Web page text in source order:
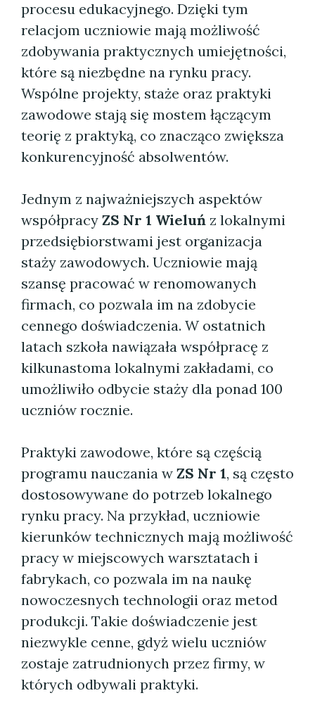
procesu edukacyjnego. Dzięki tym
relacjom uczniowie mają możliwość
zdobywania praktycznych umiejętności,
które są niezbędne na rynku pracy.
Wspólne projekty, staże oraz praktyki
zawodowe stają się mostem łączącym
teorię z praktyką, co znacząco zwiększa
konkurencyjność absolwentów.
Jednym z najważniejszych aspektów
współpracy ZS Nr 1 Wieluń z lokalnymi
przedsiębiorstwami jest organizacja
staży zawodowych. Uczniowie mają
szansę pracować w renomowanych
firmach, co pozwala im na zdobycie
cennego doświadczenia. W ostatnich
latach szkoła nawiązała współpracę z
kilkunastoma lokalnymi zakładami, co
umożliwiło odbycie staży dla ponad 100
uczniów rocznie.
Praktyki zawodowe, które są częścią
programu nauczania w ZS Nr 1, są często
dostosowywane do potrzeb lokalnego
rynku pracy. Na przykład, uczniowie
kierunków technicznych mają możliwość
pracy w miejscowych warsztatach i
fabrykach, co pozwala im na naukę
nowoczesnych technologii oraz metod
produkcji. Takie doświadczenie jest
niezwykle cenne, gdyż wielu uczniów
zostaje zatrudnionych przez firmy, w
których odbywali praktyki.